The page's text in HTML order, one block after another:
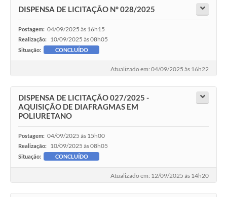
DISPENSA DE LICITAÇÃO N° 028/2025
Postagem: 04/09/2025 às 16h15
Realização: 10/09/2025 às 08h05
Situação: CONCLUÍDO
Atualizado em: 04/09/2025 às 16h22
DISPENSA DE LICITAÇÃO 027/2025 -
AQUISIÇÃO DE DIAFRAGMAS EM
POLIURETANO
Postagem: 04/09/2025 às 15h00
Realização: 10/09/2025 às 08h05
Situação: CONCLUÍDO
Atualizado em: 12/09/2025 às 14h20